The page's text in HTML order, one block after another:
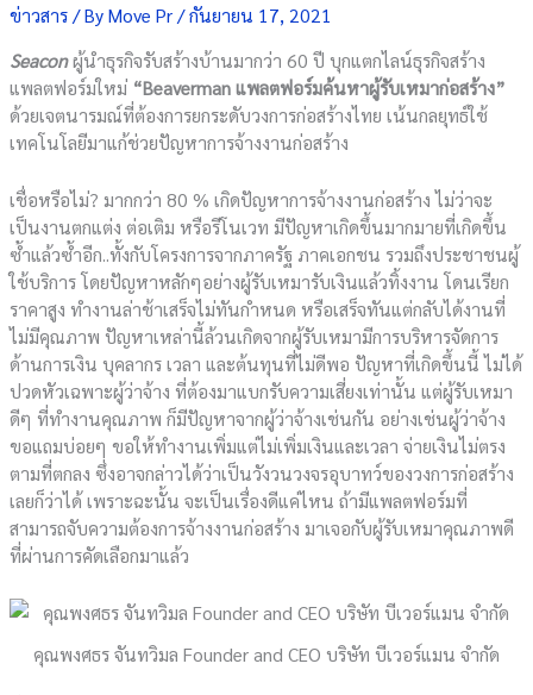
ข่าวสาร/ ByMove Pr/กันยายน 17, 2021
Seaconผู้นำธุรกิจรับสร้างบ้านมากว่า 60 ปี บุกแตกไลน์ธุรกิจสร้าง
แพลตฟอร์มใหม่ “Beaverman แพลตฟอร์มค้นหาผู้รับเหมาก่อสร้าง”
ด้วยเจตนารมณ์ที่ต้องการยกระดับวงการก่อสร้างไทย เน้นกลยุทธ์ใช้
เทคโนโลยีมาแก้ช่วยปัญหาการจ้างงานก่อสร้าง
เชื่อหรือไม่? มากกว่า 80 % เกิดปัญหาการจ้างงานก่อสร้าง ไม่ว่าจะ
เป็นงานตกแต่ง ต่อเติม หรือรีโนเวท มีปัญหาเกิดขึ้นมากมายที่เกิดขึ้น
ซ้ำแล้วซ้ำอีก..ทั้งกับโครงการจากภาครัฐ ภาคเอกชน รวมถึงประชาชนผู้
ใช้บริการ โดยปัญหาหลักๆอย่างผู้รับเหมารับเงินแล้วทิ้งงาน โดนเรียก
ราคาสูง ทำงานล่าช้าเสร็จไม่ทันกำหนด หรือเสร็จทันแต่กลับได้งานที่
ไม่มีคุณภาพ ปัญหาเหล่านี้ล้วนเกิดจากผู้รับเหมามีการบริหารจัดการ
ด้านการเงิน บุคลากร เวลา และต้นทุนที่ไม่ดีพอ ปัญหาที่เกิดขึ้นนี้ ไม่ได้
ปวดหัวเฉพาะผู้ว่าจ้าง ที่ต้องมาแบกรับความเสี่ยงเท่านั้น แต่ผู้รับเหมา
ดีๆ ที่ทำงานคุณภาพ ก็มีปัญหาจากผู้ว่าจ้างเช่นกัน อย่างเช่นผู้ว่าจ้าง
ขอแถมบ่อยๆ ขอให้ทำงานเพิ่มแต่ไม่เพิ่มเงินและเวลา จ่ายเงินไม่ตรง
ตามที่ตกลง ซึ่งอาจกล่าวได้ว่าเป็นวังวนวงจรอุบาทว์ของวงการก่อสร้าง
เลยก็ว่าได้ เพราะฉะนั้น จะเป็นเรื่องดีแค่ไหน ถ้ามีแพลตฟอร์มที่
สามารถจับความต้องการจ้างงานก่อสร้าง มาเจอกับผู้รับเหมาคุณภาพดี
ที่ผ่านการคัดเลือกมาแล้ว
คุณพงศธร จันทวิมล Founder and CEO บริษัท บีเวอร์แมน จำกัด